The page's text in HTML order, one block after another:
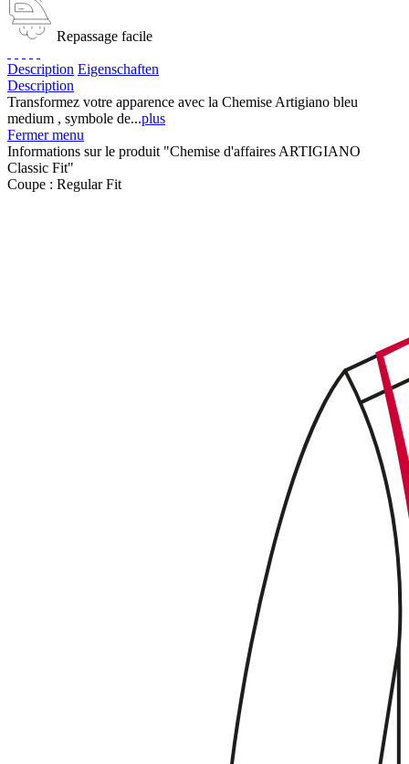
Repassage facile
Description Eigenschaften
Description
Transformez votre apparence avec la Chemise Artigiano bleu
medium , symbole de...plus
Fermer menu
Informations sur le produit "Chemise d'affaires ARTIGIANO
Classic Fit"
Coupe : Regular Fit